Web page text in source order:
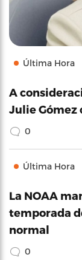
Última Hora
A
Julie Gómez
0
Última Hora
La NOAA
temporada
normal
0